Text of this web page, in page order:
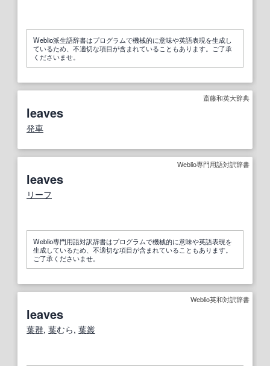
Weblio派生語辞書はプログラムで機械的に意味や英語表現を生成し
ているため、不適切な項目が含まれていることもあります。ご了承
くださいませ。
斎藤和英大辞典
leaves
発車
Weblio専門用語対訳辞書
leaves
リーフ
Weblio専門用語対訳辞書はプログラムで機械的に意味や英語表現を
生成しているため、不適切な項目が含まれていることもあります。
ご了承くださいませ。
Weblio英和対訳辞書
leaves
葉群, 葉むら, 葉叢